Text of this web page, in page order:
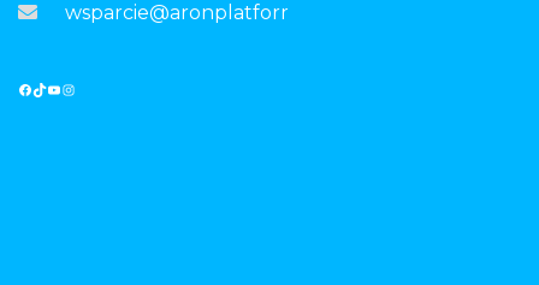
wsparcie@aronplatforma.pl